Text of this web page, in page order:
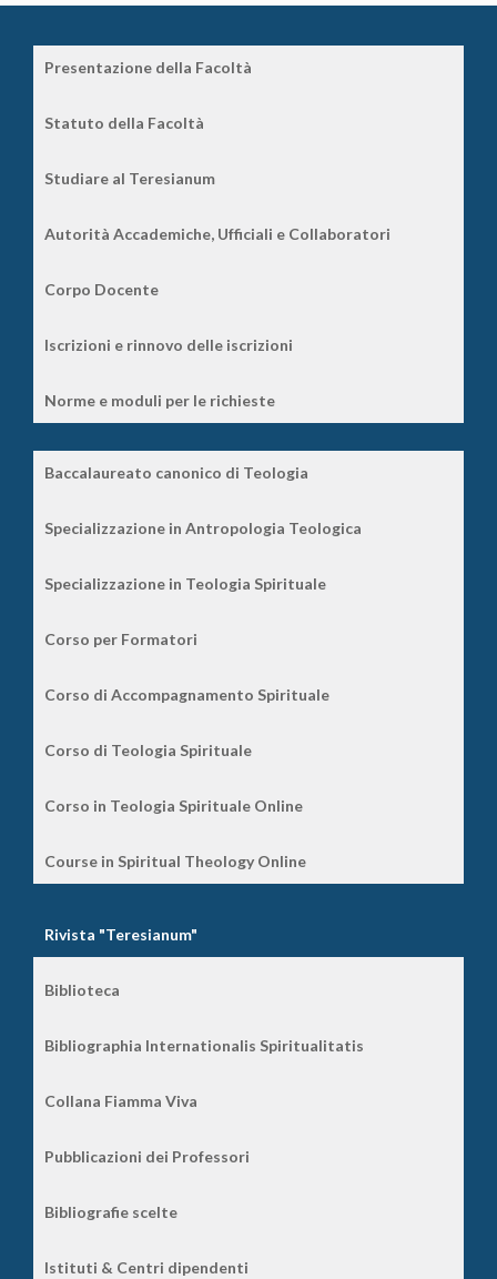
Presentazione della Facoltà
Statuto della Facoltà
Studiare al Teresianum
Autorità Accademiche, Ufficiali e Collaboratori
Corpo Docente
Iscrizioni e rinnovo delle iscrizioni
Norme e moduli per le richieste
Baccalaureato canonico di Teologia
Specializzazione in Antropologia Teologica
Specializzazione in Teologia Spirituale
Corso per Formatori
Corso di Accompagnamento Spirituale
Corso di Teologia Spirituale
Corso in Teologia Spirituale Online
Course in Spiritual Theology Online
Rivista "Teresianum"
Biblioteca
Bibliographia Internationalis Spiritualitatis
Collana Fiamma Viva
Pubblicazioni dei Professori
Bibliografie scelte
Istituti & Centri dipendenti